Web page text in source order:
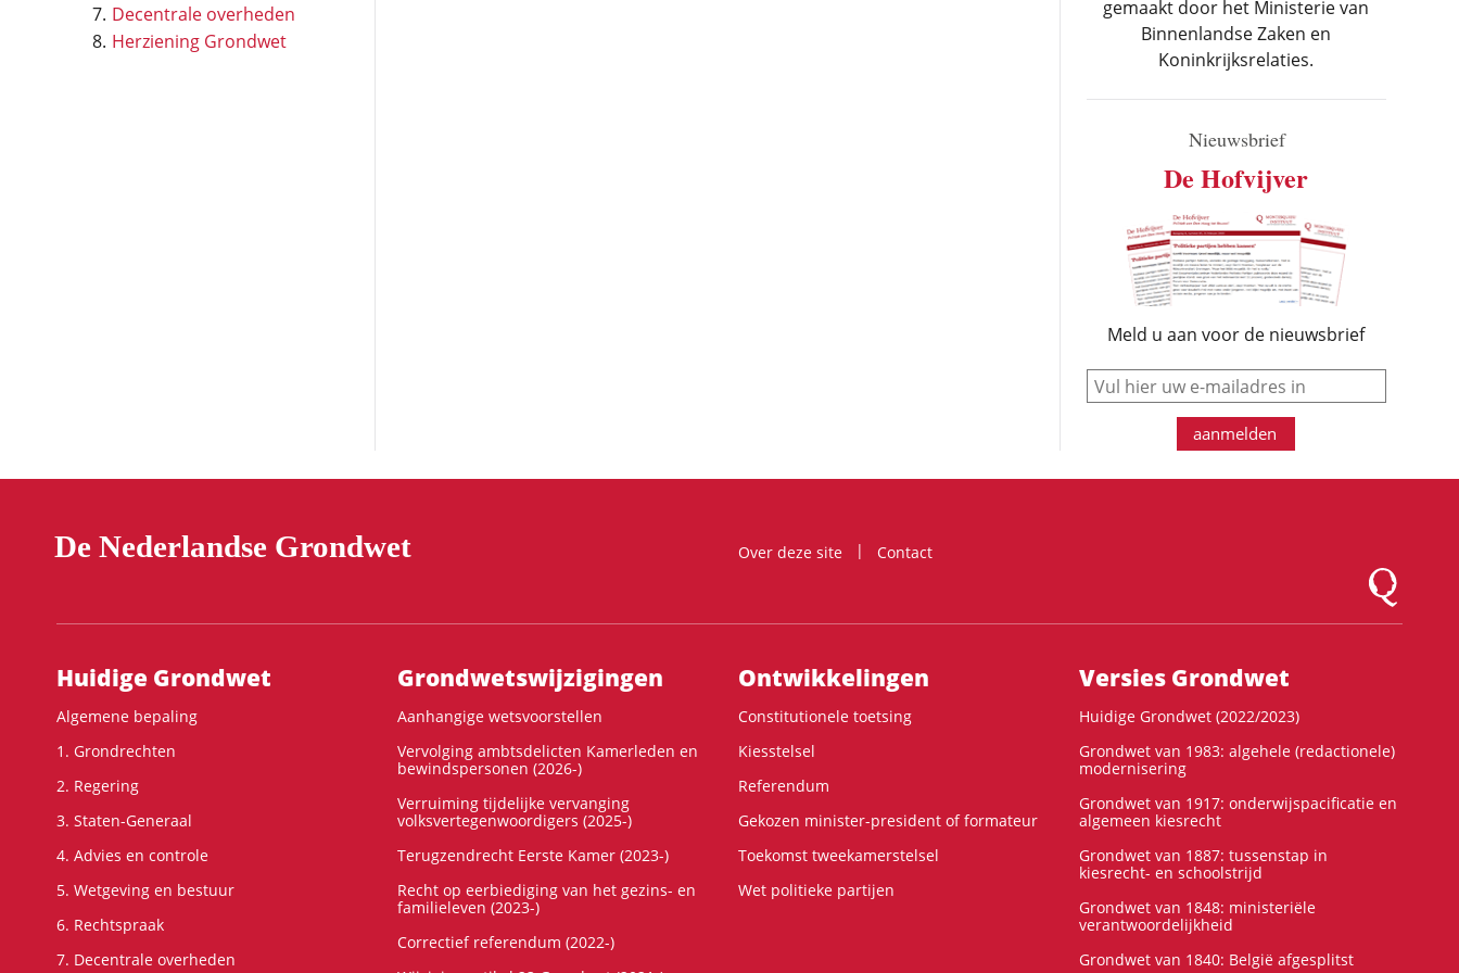
Decentrale overheden
Herziening Grondwet
gemaakt door het Ministerie van
Binnenlandse Zaken en
Koninkrijksrelaties.
Nieuwsbrief
De Hofvijver
Meld u aan voor de nieuwsbrief
e-mail
aanmelden
De Nederlandse Grondwet Over deze site
Contact
Logo
Hoofdnavigatie
Huidige Grondwet
Algemene bepaling
1. Grondrechten
2. Regering
3. Staten-Generaal
4. Advies en controle
5. Wetgeving en bestuur
6. Rechtspraak
7. Decentrale overheden
Grondwets­wijzigingen
Aanhangige wetsvoorstellen
Vervolging ambtsdelicten Kamerleden en
bewindspersonen (2026-)
Verruiming tijdelijke vervanging
volksvertegenwoordigers (2025-)
Terugzendrecht Eerste Kamer (2023-)
Recht op eerbiediging van het gezins- en
familieleven (2023-)
Correctief referendum (2022-)
Ontwikke­lingen
Constitutionele toetsing
Kiesstelsel
Referendum
Gekozen minister-president of formateur
Toekomst tweekamerstelsel
Wet politieke partijen
Versies Grondwet
Huidige Grondwet (2022/2023)
Grondwet van 1983: algehele (redactionele)
modernisering
Grondwet van 1917: onderwijspacificatie en
algemeen kiesrecht
Grondwet van 1887: tussenstap in
kiesrecht- en schoolstrijd
Grondwet van 1848: ministeriële
verantwoordelijkheid
Grondwet van 1840: België afgesplitst